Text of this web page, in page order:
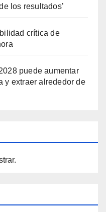
los resultados’
crítica de
puede aumentar
y extraer alrededor de